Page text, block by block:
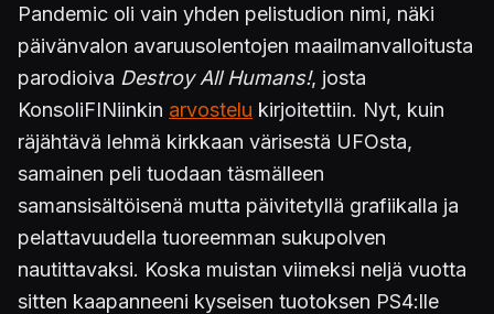
Pandemic oli vain yhden pelistudion nimi, näki
päivänvalon avaruusolentojen maailmanvalloitusta
parodioiva Destroy All Humans!, josta
KonsoliFINiinkin arvostelu kirjoitettiin. Nyt, kuin
räjähtävä lehmä kirkkaan värisestä UFOsta,
samainen peli tuodaan täsmälleen
samansisältöisenä mutta päivitetyllä grafiikalla ja
pelattavuudella tuoreemman sukupolven
nautittavaksi. Koska muistan viimeksi neljä vuotta
sitten kaapanneeni kyseisen tuotoksen PS4:lle